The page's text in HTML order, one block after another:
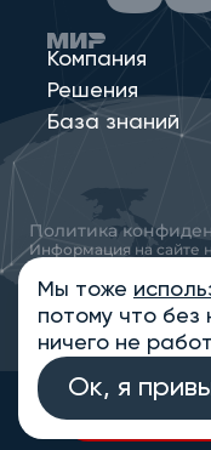
В
Компания
Решения
База знаний
Политика
Информация на сайте
характер и не
определяемой
Гражданского
© 2013-2026 Новые
Мы тоже
потому что без
ничего не
Ок, я